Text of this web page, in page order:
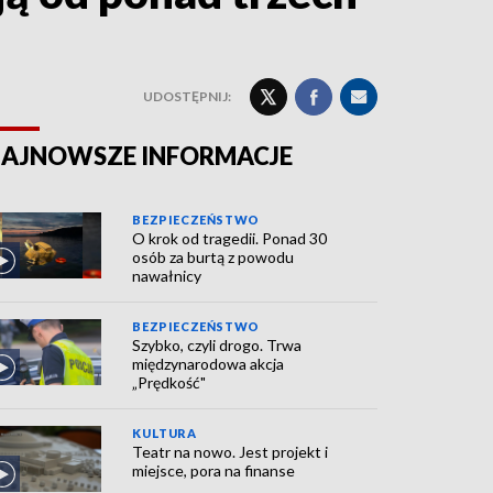
UDOSTĘPNIJ:
INFORMACJE
BEZPIECZEŃSTWO
O krok od tragedii. Ponad 30
osób za burtą z powodu
nawałnicy
BEZPIECZEŃSTWO
Szybko, czyli drogo. Trwa
międzynarodowa akcja
„Prędkość"
KULTURA
Teatr na nowo. Jest projekt i
miejsce, pora na finanse